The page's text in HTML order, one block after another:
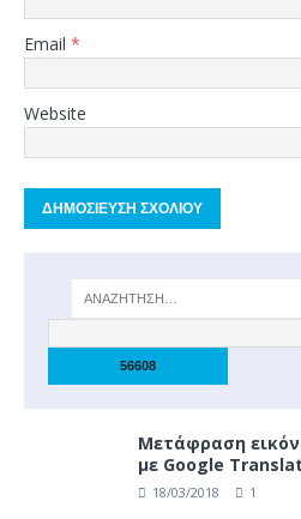
Email *
Website
Μετάφραση
με Google
18/03/2018 1